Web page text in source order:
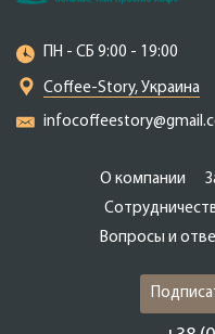
ПН - СБ 9:00 - 19:00
Coffee-Story, Украина
О компании
Вопросы и